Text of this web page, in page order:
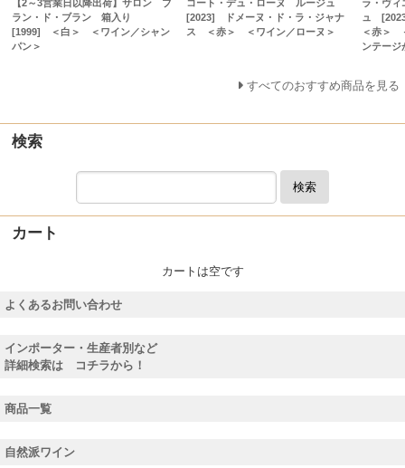
【2～3営業日以降出荷】サロン ブ
ラン・ド・ブラン 箱入り
[1999] ＜白＞ ＜ワイン／シャン
パン＞
コート・デュ・ローヌ ルージュ
[2023] ドメーヌ・ド・ラ・ジャナ
ス ＜赤＞ ＜ワイン／ローヌ＞
ラ・ヴィ
ュ
＜赤＞
ンテージ
すべてのおすすめ商品を見る
検索
検索
カート
カートは空です
よくあるお問い合わせ
インポーター・生産者別など
詳細検索は コチラから！
商品一覧
自然派ワイン